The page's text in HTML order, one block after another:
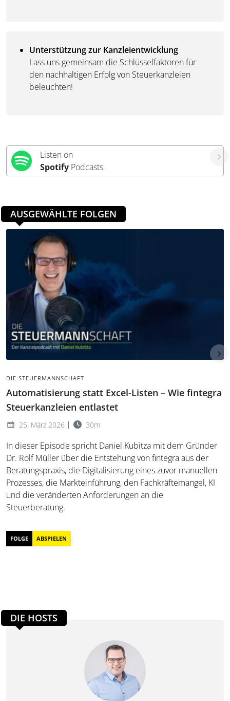
Unterstützung zur Kanzleientwicklung
Lass uns gemeinsam die Schlüsselfaktoren für
den nachhaltigen Erfolg von Steuerkanzleien
beleuchten!
Listen on
Spotify Podcasts
AUSGEWÄHLTE FOLGEN
DIE STEUERMANNSCHAFT
Automatisierung statt Excel-Listen – Wie fintegra
Steuerkanzleien entlastet
25. März 2026 | 30m
In dieser Episode spricht Daniel Kubitza mit dem Gründer
Dr. Rolf Müller über die Entstehung von fintegra aus der
Beratungspraxis, die Digitalisierung eines zuvor manuellen
Prozesses, die Markteinführung, den Fachkräftemangel, KI
und die veränderten Anforderungen an die
Steuerberatung.
FOLGE ABSPIELEN
DIE HOSTS